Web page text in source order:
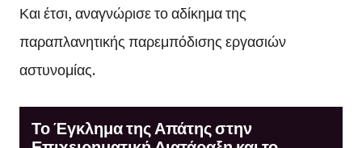
Και έτσι, αναγνώρισε το αδίκημα της
παραπλανητικής παρεμπόδισης εργασιών
αστυνομίας.
Το Έγκλημα της Απάτης στην